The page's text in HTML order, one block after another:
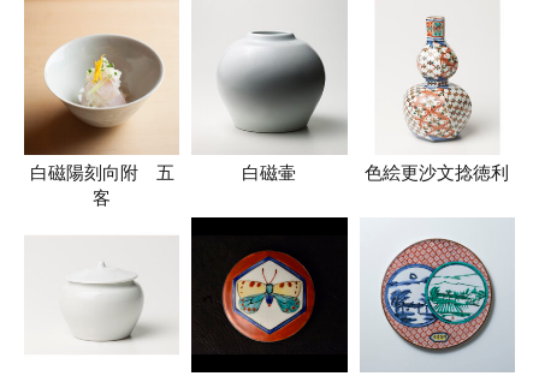
白磁陽刻向附 五
客
白磁壷 色絵更沙文捻徳利